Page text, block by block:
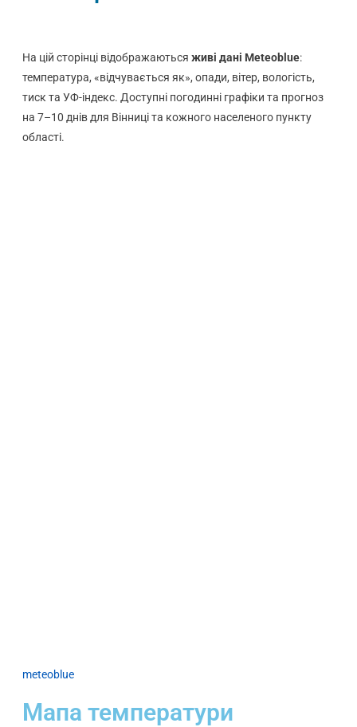
На цій сторінці відображаються живі дані Meteoblue:
температура, «відчувається як», опади, вітер, вологість,
тиск та УФ-індекс. Доступні погодинні графіки та прогноз
на 7–10 днів для Вінниці та кожного населеного пункту
області.
meteoblue
Мапа температури